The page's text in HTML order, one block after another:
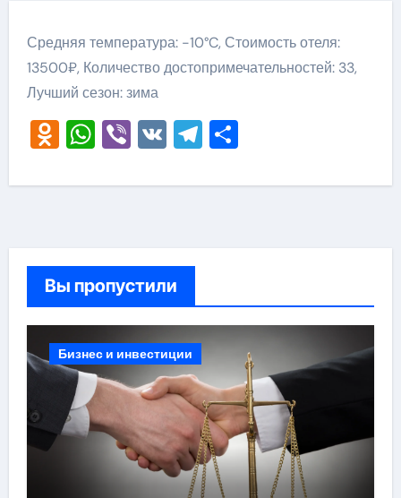
Средняя температура: -10°C, Стоимость отеля:
13500₽, Количество достопримечательностей: 33,
Лучший сезон: зима
Odnoklassniki
WhatsApp
Viber
VKTelegram
Отправить
Вы пропустили
Бизнес и инвестиции